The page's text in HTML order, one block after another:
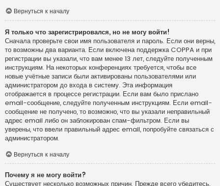
Вернуться к началу
Я только что зарегистрировался, но не могу войти!
Сначала проверьте свои имя пользователя и пароль. Если они верны,
то возможны два варианта. Если включена поддержка COPPA и при
регистрации вы указали, что вам менее 13 лет, следуйте полученным
инструкциям. На некоторых конференциях требуется, чтобы все
новые учётные записи были активированы пользователями или
администратором до входа в систему. Эта информация
отображается в процессе регистрации. Если вам было прислано
email-сообщение, следуйте полученным инструкциям. Если email-
сообщение не получено, то возможно, что вы указали неправильный
адрес email либо он заблокирован спам-фильтром. Если вы
уверены, что ввели правильный адрес email, попробуйте связаться с
администратором.
Вернуться к началу
Почему я не могу войти?
Существует несколько возможных причин. Прежде всего убедитесь,